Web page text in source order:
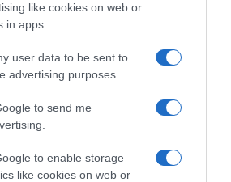
like cookies on web or
in apps.
user data to be sent to
advertising purposes.
to send me
to enable storage
like cookies on web or